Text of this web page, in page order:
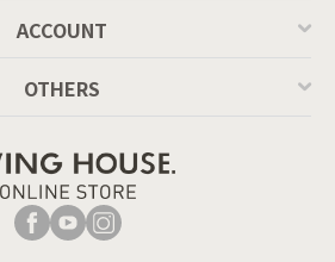
ACCOUNT
OTHERS